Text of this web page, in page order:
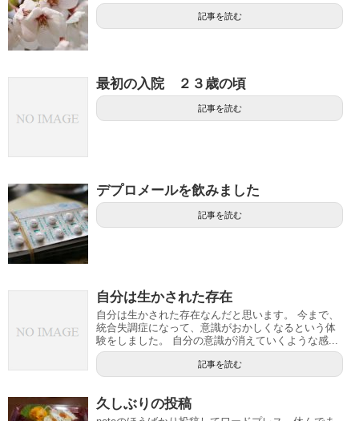
記事を読む
最初の入院 ２３歳の頃
記事を読む
デプロメールを飲みました
記事を読む
自分は生かされた存在
自分は生かされた存在なんだと思います。 今まで、
統合失調症になって、意識がおかしくなるという体
験をしました。 自分の意識が消えていくような感...
記事を読む
久しぶりの投稿